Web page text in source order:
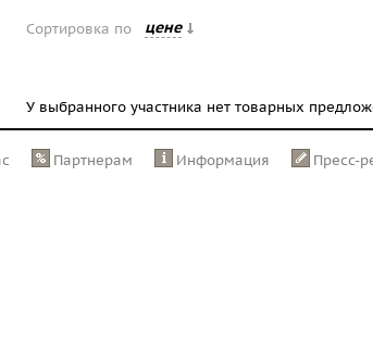
Сортировка по цене
У выбранного участника нет товарных
Партнерам Информация Пресс-